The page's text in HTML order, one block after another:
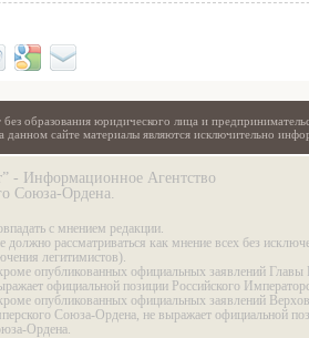
образования юридического лица и
данном сайте материалы являются исключительно
- Информационное Агентство
Союза-Ордена.
с мнением редакции.
должно рассматриваться как мнение всех без
легитимистов).
опубликованных официальных заявлений Главы
официальной позиции Российского
опубликованных официальных заявлений
Союза-Ордена, не выражает официальной
Ордена.